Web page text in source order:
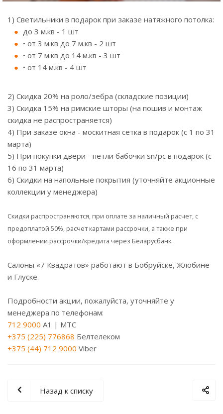
1) Светильники в подарок при заказе натяжного потолка:
до 3 м.кв - 1 шт
• от 3 м.кв до 7 м.кв - 2 шт
• от 7 м.кв до 14 м.кв - 3 шт
• от 14 м.кв - 4 шт
2) Скидка 20% на роло/зебра (складские позиции)
3) Скидка 15% на римские шторы (на пошив и монтаж
скидка не распространяется)
4) При заказе окна - москитная сетка в подарок (с 1 по 31
марта)
5) При покупки двери - петли бабочки sn/pc в подарок (с
16 по 31 марта)
6) Скидки на напольные покрытия (уточняйте акционные
коллекции у менеджера)
Скидки распространяются, при оплате за наличный расчет, с
предоплатой 50%, расчет картами рассрочки, а также при
оформлении рассрочки/кредита через Беларусбанк.
Салоны «7 Квадратов» работают в Бобруйске, Жлобине
и Глуске.
Подробности акции, пожалуйста, уточняйте у
менеджера по телефонам:
712 9000 A1 | МТС
+375 (225) 776868 Белтелеком
+375 (44) 712 9000 Viber
Назад к списку